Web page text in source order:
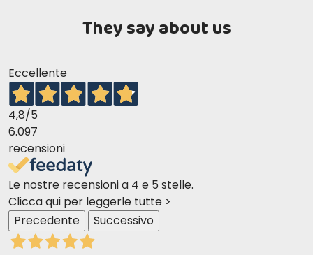
They say about us
Eccellente
4,8/5
6.097
recensioni
Le nostre recensioni a 4 e 5 stelle.
Clicca qui per leggerle tutte >
Precedente
Successivo